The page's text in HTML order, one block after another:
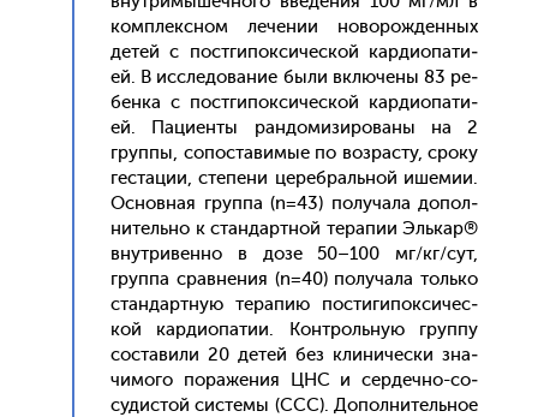
ком­плексном ле­чении но­ворож­денных
де­тей с пос­тги­пок­си­чес­кой кар­ди­опа­ти­
ей. В ис­сле­дова­ние бы­ли вклю­чены 83 ре­
бен­ка с пос­тги­пок­си­чес­кой кар­ди­опа­ти­
ей. Па­ци­ен­ты ран­до­мизи­рова­ны на 2
груп­пы, со­пос­та­вимые по воз­расту, сро­ку
гес­та­ции, сте­пени це­реб­раль­ной ише­мии.
Ос­новная груп­па (n=43) по­луча­ла до­пол­
ни­тель­но к стан­дар­тной те­рапии Эль­кар®
внут­ри­вен­но в до­зе 50–100 мг/кг/сут,
груп­па срав­не­ния (n=40) по­луча­ла толь­ко
стан­дар­тную те­рапию пос­ти­гипок­си­чес­
кой кар­ди­опа­тии. Кон­троль­ную груп­пу
сос­та­вили 20 де­тей без кли­ничес­ки зна­
чимо­го по­раже­ния ЦНС и сер­дечно-со­
судис­той сис­те­мы (ССС). До­пол­ни­тель­ное